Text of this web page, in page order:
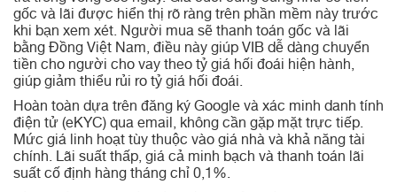
gốc và lãi được hiển thị rõ ràng trên phần mềm này trước
khi bạn xem xét. Người mua sẽ thanh toán gốc và lãi
bằng Đồng Việt Nam, điều này giúp VIB dễ dàng chuyển
tiền cho người cho vay theo tỷ giá hối đoái hiện hành,
giúp giảm thiểu rủi ro tỷ giá hối đoái.
Hoàn toàn dựa trên đăng ký Google và xác minh danh tính
điện tử (eKYC) qua email, không cần gặp mặt trực tiếp.
Mức giá linh hoạt tùy thuộc vào giá nhà và khả năng tài
chính. Lãi suất thấp, giá cả minh bạch và thanh toán lãi
suất cố định hàng tháng chỉ 0,1%.